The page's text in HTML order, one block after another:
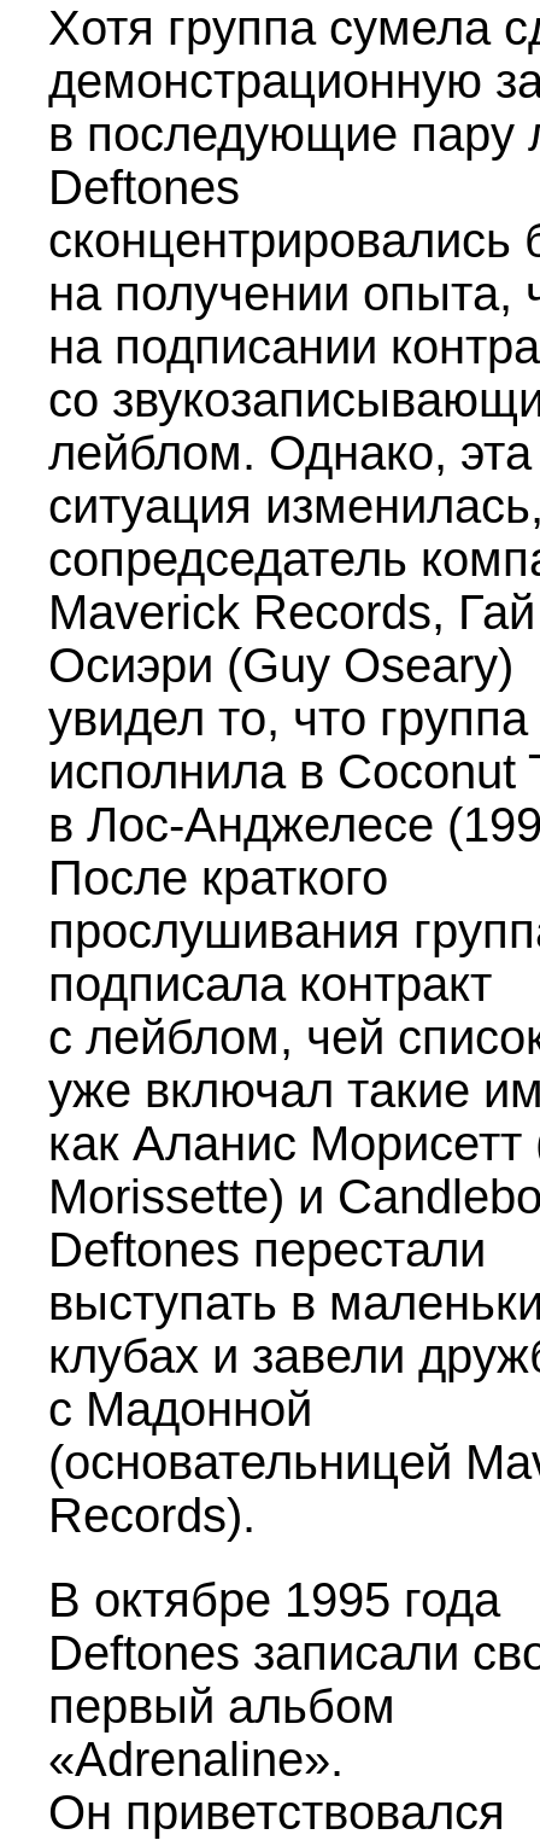
Хотя группа сумела
демонстрационную
в последующие пару
Deftones
сконцентрировались
на получении опыта,
на подписании
со
лейблом. Однако, эта
ситуация
сопредседатель
Maverick Records, Гай
Осиэри (Guy Oseary)
увидел то, что группа
исполнила в Coconut
в Лос-Анджелесе
После краткого
прослушивания
подписала контракт
с лейблом, чей
уже включал такие
как Аланис Морисетт
Morissette) и
Deftones перестали
выступать в
клубах и завели
с Мадонной
(основательницей
Records).
В октябре 1995 года
Deftones записали
первый альбом
«Adrenaline».
Он приветствовался